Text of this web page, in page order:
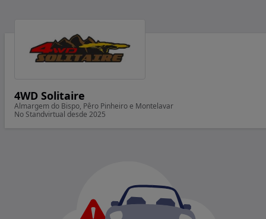
4WD Solitaire
Almargem do Bispo, Pêro Pinheiro e Montelavar
No Standvirtual desde 2025